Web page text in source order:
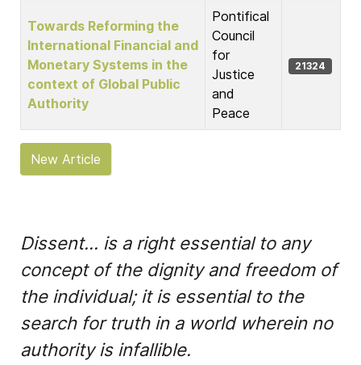
Towards Reforming the
International Financial and
Monetary Systems in the
context of Global Public
Authority
Pontifical
Council
for
Justice
and
Peace
21324
New Article
Dissent... is a right essential to any
concept of the dignity and freedom of
the individual; it is essential to the
search for truth in a world wherein no
authority is infallible.